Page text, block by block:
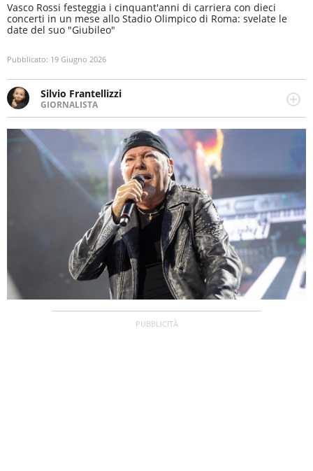
Vasco Rossi festeggia i cinquant'anni di carriera con dieci
concerti in un mese allo Stadio Olimpico di Roma: svelate le
date del suo "Giubileo"
Pubblicato: 19 Giugno 2026
Silvio Frantellizzi
GIORNALISTA
Giornalista pubblicista. Da oltre dieci anni si occupa di
informazione sul web, scrivendo di sport, attualità,
cronaca, motori, spettacolo e videogame.